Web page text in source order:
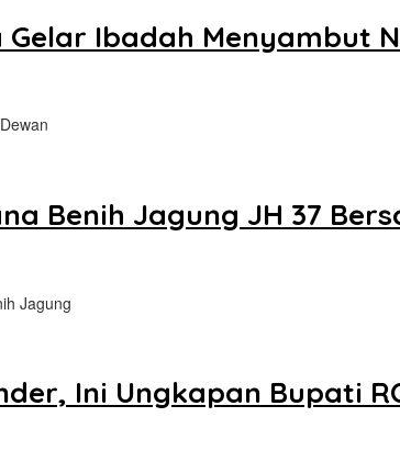
Gelar Ibadah Menyambut
Benih Jagung JH 37
Jagung
Ini Ungkapan Bupati